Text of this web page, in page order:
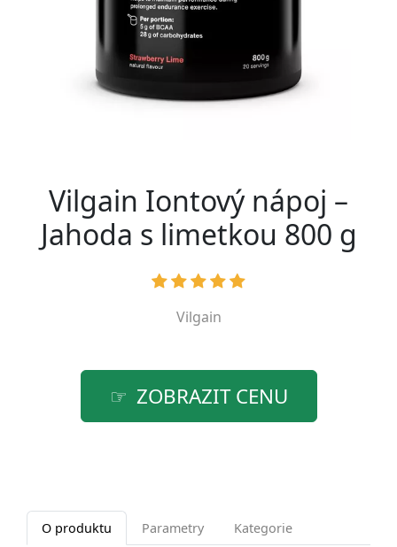
Vilgain Iontový nápoj –
Jahoda s limetkou 800 g
Vilgain
ZOBRAZIT CENU
O produktu Parametry Kategorie